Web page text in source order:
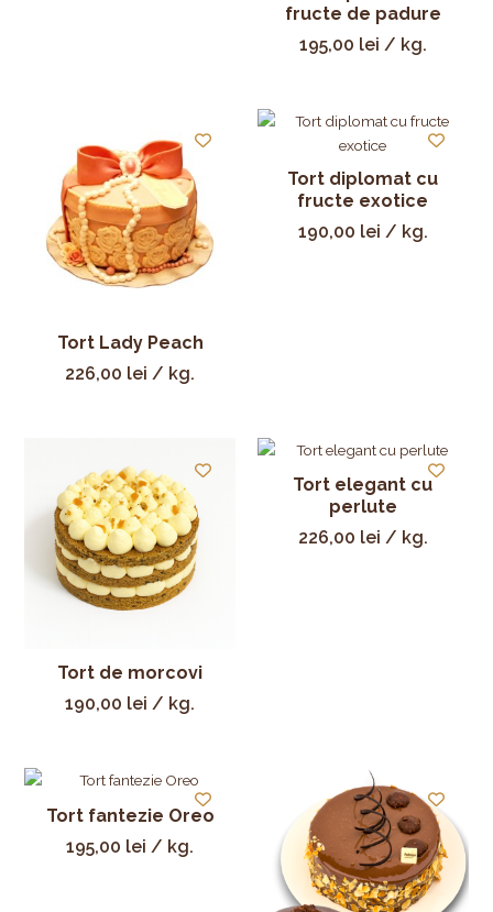
fructe de padure
195,00 lei / kg.
Tort Lady Peach
226,00 lei / kg.
Tort diplomat cu
fructe exotice
190,00 lei / kg.
Tort de morcovi
190,00 lei / kg.
Tort elegant cu
perlute
226,00 lei / kg.
Tort fantezie Oreo
195,00 lei / kg.